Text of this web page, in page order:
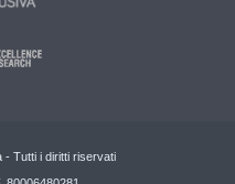
Tutti i diritti riservati